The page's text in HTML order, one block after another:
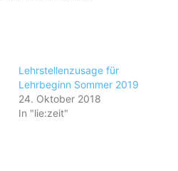
Lehrstellenzusage für
Lehrbeginn Sommer 2019
24. Oktober 2018
In "lie:zeit"